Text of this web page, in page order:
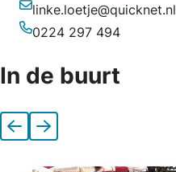
E-mailadres
linke.loetje@quicknet.nl
0224 297 494
In de buurt
VorigeVolgende